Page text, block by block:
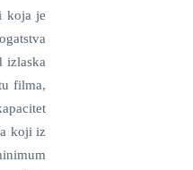
koja je
izlaska
filma,
koji iz